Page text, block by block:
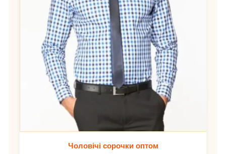
Чоловічі сорочки оптом